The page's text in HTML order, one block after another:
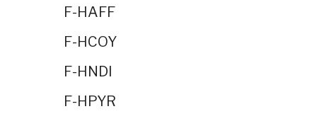
F-HAFF
F-HCOY
F-HNDI
F-HPYR